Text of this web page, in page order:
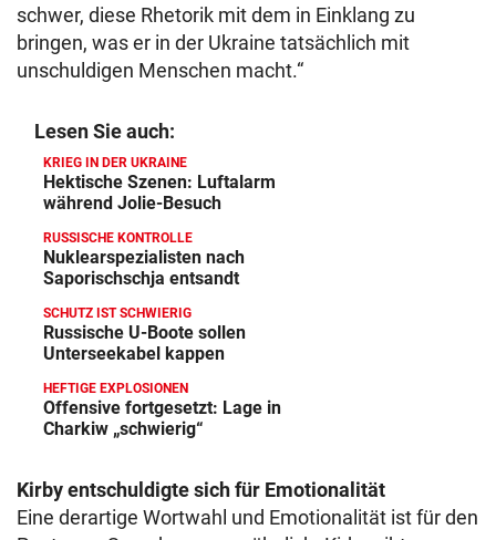
schwer, diese Rhetorik mit dem in Einklang zu
bringen, was er in der Ukraine tatsächlich mit
unschuldigen Menschen macht.“
Lesen Sie auch:
KRIEG IN DER UKRAINE
Hektische Szenen: Luftalarm
während Jolie-Besuch
RUSSISCHE KONTROLLE
Nuklearspezialisten nach
Saporischschja entsandt
SCHUTZ IST SCHWIERIG
Russische U-Boote sollen
Unterseekabel kappen
HEFTIGE EXPLOSIONEN
Offensive fortgesetzt: Lage in
Charkiw „schwierig“
Kirby entschuldigte sich für Emotionalität
Eine derartige Wortwahl und Emotionalität ist für den